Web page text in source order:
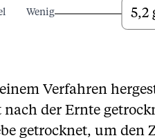
Wenig 5,2
Verfahren
der Ernte
getrocknet, um den